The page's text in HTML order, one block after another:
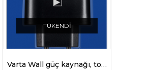
TÜKENDI
Varta Wall güç kaynağı, toplam 5.4A çıkış voltajı 27W'a kadar kompakt ve güçlü şarj cihazı